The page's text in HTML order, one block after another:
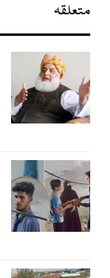
متعلقہ